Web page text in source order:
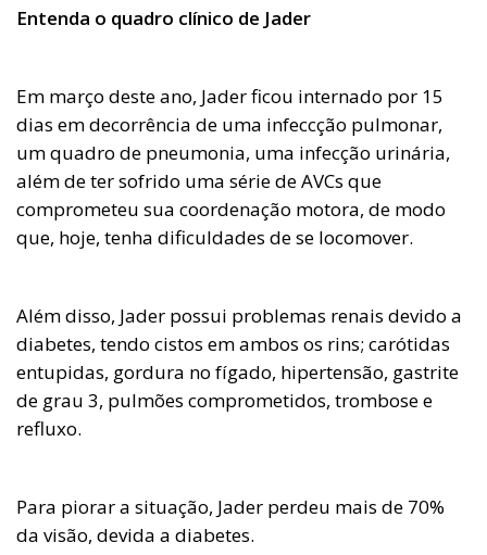
Entenda o quadro clínico de Jader
Em março deste ano, Jader ficou internado por 15
dias em decorrência de uma infeccção pulmonar,
um quadro de pneumonia, uma infecção urinária,
além de ter sofrido uma série de AVCs que
comprometeu sua coordenação motora, de modo
que, hoje, tenha dificuldades de se locomover.
Além disso, Jader possui problemas renais devido a
diabetes, tendo cistos em ambos os rins; carótidas
entupidas, gordura no fígado, hipertensão, gastrite
de grau 3, pulmões comprometidos, trombose e
refluxo.
Para piorar a situação, Jader perdeu mais de 70%
da visão, devida a diabetes.